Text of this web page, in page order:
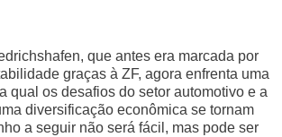
que antes era marcada por
graças à ZF, agora enfrenta uma
qual os desafios do setor automotivo e a
diversificação econômica se tornam
a seguir não será fácil, mas pode ser